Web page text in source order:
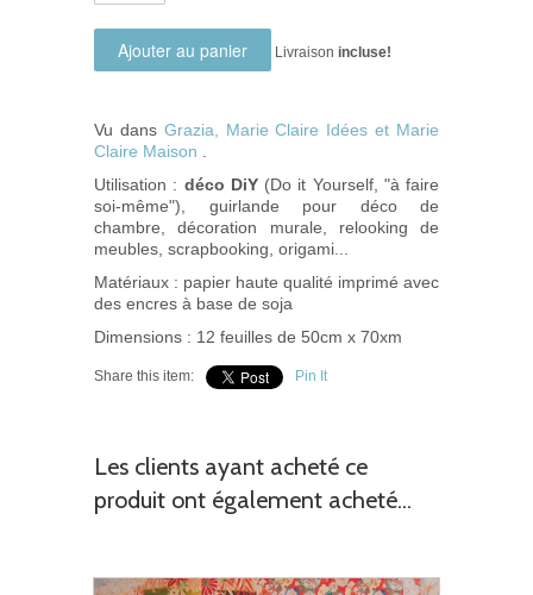
Livraison incluse!
Vu dans Grazia, Marie Claire Idées et Marie
Claire Maison
Utilisation : déco DiY(Do it Yourself, "à faire
soi-même"), guirlande pour déco de
chambre, décoration murale, relooking de
meubles, scrapbooking, origami...
Matériaux : papier haute qualité imprimé avec
des encres à base de soja
Dimensions : 12 feuilles de 50cm x 70xm
Share this item: Pin It
Les clients ayant acheté ce
produit ont également acheté...